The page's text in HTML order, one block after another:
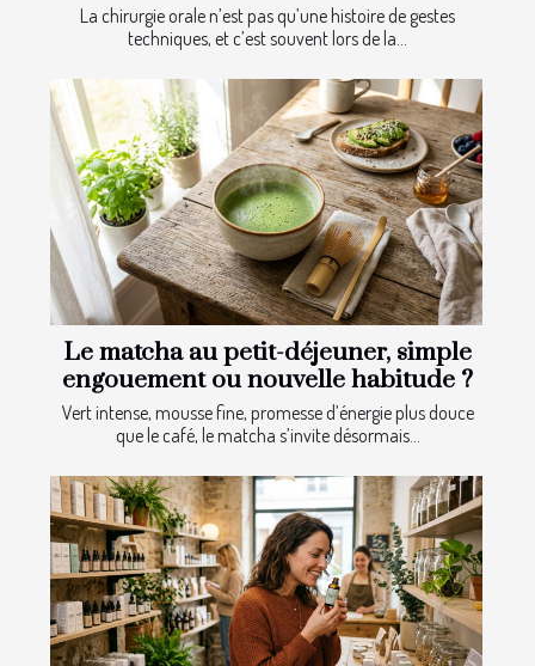
La chirurgie orale n’est pas qu’une histoire de gestes
techniques, et c’est souvent lors de la...
Le matcha au petit-déjeuner, simple
engouement ou nouvelle habitude ?
Vert intense, mousse fine, promesse d’énergie plus douce
que le café, le matcha s’invite désormais...